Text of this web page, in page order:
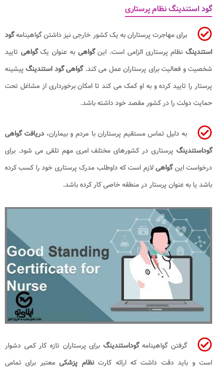
گود استندینگ نظام پرستاری
برای مهاجرت پرستاران به یک کشور خارجی نیز داشتن گواهینامهگود
استندینگ نظام پرستاری الزامی است. اینگواهیبه عنوان یکگواهی تایید
شخصیت و فعالیت برای پرستاران عمل می کند.گواهی گود استندینگ پیشینه
پرستار را تایید کرده و به او کمک می کند تا امکان برخورداری از مشاغل تحت
حمایت دولت را در کشور مقصد خود داشته باشد.
به دلیل تماس مستقیم پرستاران با مردم و بیماران، دریافت گواهی
گوداستندینگ پرستاری در کشورهای مختلف امری مهم تلقی می شود. برای
درخواست اینگواهیلازم است که داوطلب مدرک پرستاری خود را کسب کرده
باشد یا به عنوان پرستار در منطقه خاصی کار کرده باشد.
گرفتن گواهینامهگوداستندینگ برای پرستاران تازه کار کمی دشوار
است و باید دقت داشت که ارائه کارتنظام پزشکیمعتبر برای تمامی